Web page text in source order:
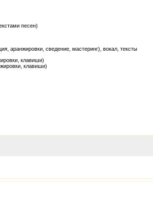
песен)
аранжировки, сведение, мастеринг), вокал, тексты
клавиши)
клавиши)